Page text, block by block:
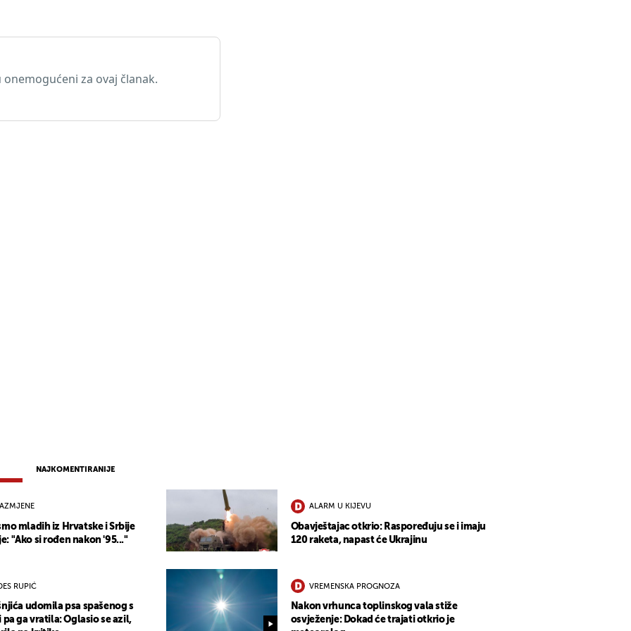
za ovaj članak.
NAJKOMENTIRANIJE
mladih iz Hrvatske i Srbije
"Ako si rođen nakon '95..."
ALARM U KIJEVU
Obavještajac otkrio: Raspoređuju se i imaju
120 raketa, napast će Ukrajinu
RUPIĆ
udomila psa spašenog s
pa ga vratila: Oglasio se azil,
VREMENSKA PROGNOZA
Nakon vrhunca toplinskog vala stiže
osvježenje: Dokad će trajati otkrio je